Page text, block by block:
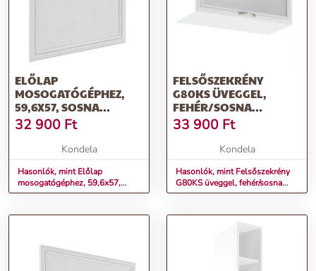
ELŐLAP
MOSOGATÓGÉPHEZ,
59,6X57, SOSNA
ANDERSEN, SICILIA
32 900 Ft
Kondela
Hasonlók, mint Előlap
mosogatógéphez, 59,6x57,
sosna Andersen, SICILIA
FELSŐSZEKRÉNY
G80KS ÜVEGGEL,
FEHÉR/SOSNA
ANDERSEN, SICILIA
33 900 Ft
Kondela
Hasonlók, mint Felsőszekrény
G80KS üveggel, fehér/sosna
Andersen, SICILIA